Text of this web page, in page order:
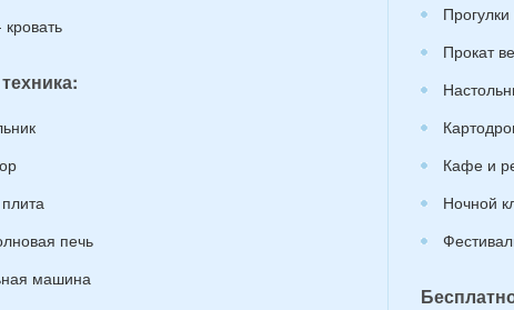
печь
машина
Прокат
Кафе и
Ночной